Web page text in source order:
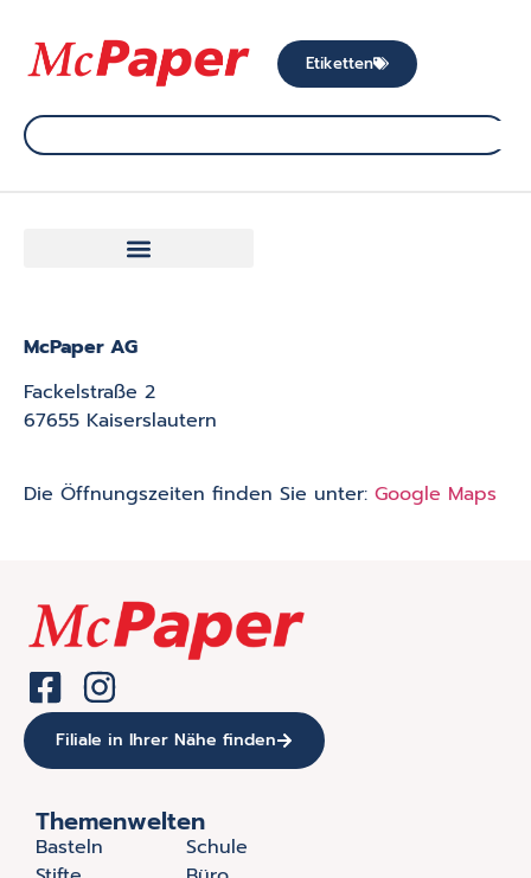
Etiketten
McPaper AG
Fackelstraße 2
67655 Kaiserslautern
Die Öffnungszeiten finden Sie unter: Google Maps
Filiale in Ihrer Nähe finden
Themenwelten
Basteln
Schule